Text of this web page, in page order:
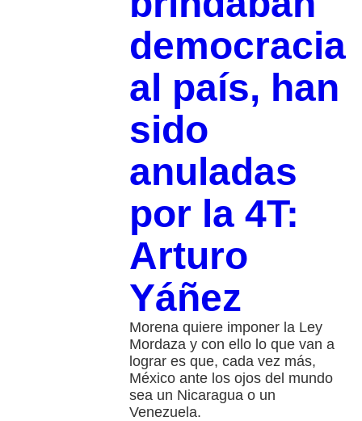
democracia
al país, han
sido
anuladas
por la 4T:
Arturo
Yáñez
Morena quiere imponer la Ley
Mordaza y con ello lo que van a
lograr es que, cada vez más,
México ante los ojos del mundo
sea un Nicaragua o un
Venezuela.